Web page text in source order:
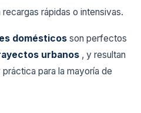
rápidas o intensivas.
domésticos son perfectos
urbanos , y resultan
para la mayoría de